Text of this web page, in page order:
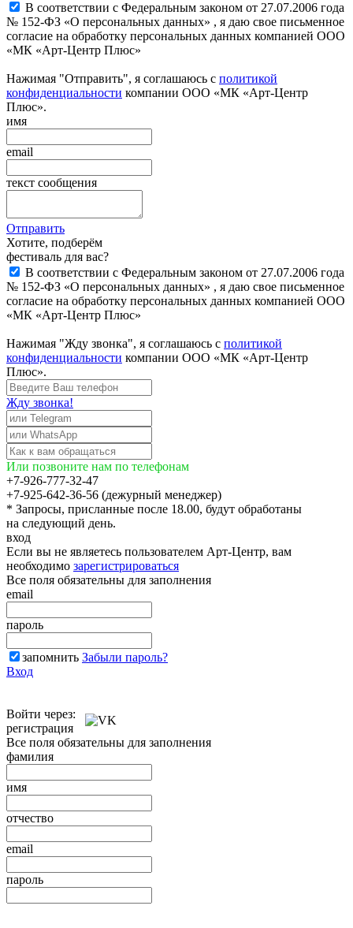
В соответствии с Федеральным законом от 27.07.2006 года
№ 152-ФЗ «О персональных данных» , я даю свое письменное
согласие на обработку персональных данных компанией ООО
«МК «Арт-Центр Плюс»
Нажимая "Отправить", я соглашаюсь с политикой
конфиденциальности компании ООО «МК «Арт-Центр
Плюс».
имя
email
текст сообщения
Отправить
Хотите, подберём
фестиваль для вас?
В соответствии с Федеральным законом от 27.07.2006 года
№ 152-ФЗ «О персональных данных» , я даю свое письменное
согласие на обработку персональных данных компанией ООО
«МК «Арт-Центр Плюс»
Нажимая "Жду звонка", я соглашаюсь с политикой
конфиденциальности компании ООО «МК «Арт-Центр
Плюс».
Жду звонка!
Или позвоните нам по телефонам
+7-926-777-32-47
+7-925-642-36-56 (дежурный менеджер)
* Запросы, присланные после 18.00, будут обработаны
на следующий день.
вход
Если вы не являетесь пользователем Арт-Центр, вам
необходимо зарегистрироваться
Все поля обязательны для заполнения
email
пароль
запомнить Забыли пароль?
Вход
Войти через:
регистрация
Все поля обязательны для заполнения
фамилия
имя
отчество
email
пароль